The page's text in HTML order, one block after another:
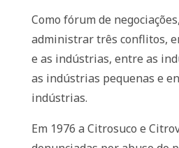
Como fórum de
administrar três conflitos,
e as indústrias, entre as
as indústrias pequenas e
indústrias.
Em 1976 a Citrosuco e